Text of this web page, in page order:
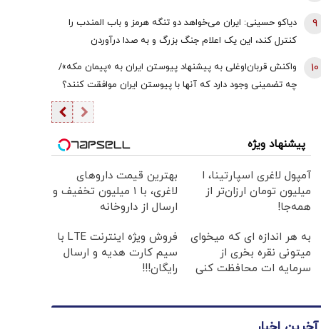
دیاکو حسینی: ایران می‌خواهد دو تنگه هرمز و باب المندب را
کنترل کند، این یک اعلام جنگ بزرگ و به صدا درآوردن
9
واکنش قربان‌اوغلی به پیشنهاد پیوستن ایران به «پیمان مکه»/
چه تضمینی وجود دارد که آنها با پیوستن ایران موافقت کنند؟
10
پیشنهاد ویژه
آمپول لاغری اسپارتینا، ا
میلیون تومان ارزان‌تر از
همه‌جا!
بهترین قیمت داروهای
لاغری، با ۱ میلیون تخفیف و
ارسال از داروخانه‌
به هر اندازه ای که میخوای
میتونی نقره بخری از
سرمایه ات محافظت کنی
فروش ویژه اینترنت LTE با
سیم کارت هدیه و ارسال
رایگان!!!